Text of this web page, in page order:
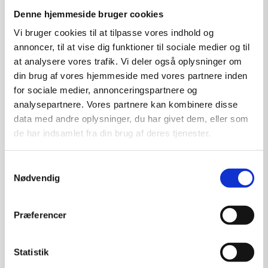
Denne hjemmeside bruger cookies
Vi bruger cookies til at tilpasse vores indhold og
annoncer, til at vise dig funktioner til sociale medier og til
at analysere vores trafik. Vi deler også oplysninger om
din brug af vores hjemmeside med vores partnere inden
for sociale medier, annonceringspartnere og
analysepartnere. Vores partnere kan kombinere disse
data med andre oplysninger, du har givet dem, eller som
de har indsamlet fra din brug af deres tjenester.
Nødvendig
Præferencer
Statistik
Tilføj til kurv